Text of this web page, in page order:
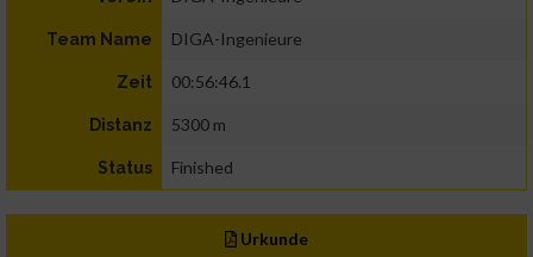
Team Name DIGA-Ingenieure
Zeit 00:56:46.1
Distanz 5300 m
Status Finished
Urkunde